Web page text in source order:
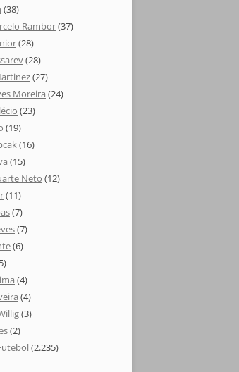
(38)
Rambor(37)
(28)
(28)
(27)
Moreira (24)
(23)
(19)
(16)
(15)
Neto (12)
(11)
(7)
(7)
(6)
(4)
(4)
(3)
(2)
(2.235)